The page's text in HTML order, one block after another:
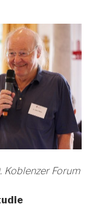
Koblenzer Forum